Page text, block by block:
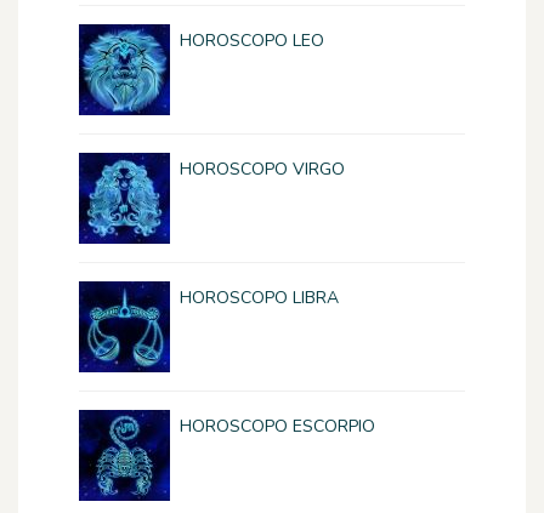
HOROSCOPO LEO
HOROSCOPO VIRGO
HOROSCOPO LIBRA
HOROSCOPO ESCORPIO